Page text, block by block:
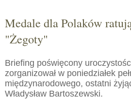
Medale dla Polaków
"Żegoty"
Briefing poświęcony
zorganizował w poniedziałek
międzynarodowego, ostatni
Władysław Bartoszewski.